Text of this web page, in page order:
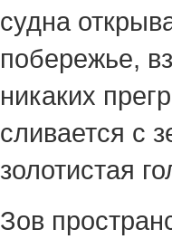
судна
побережье,
никаких
сливается с
золотистая
Зов